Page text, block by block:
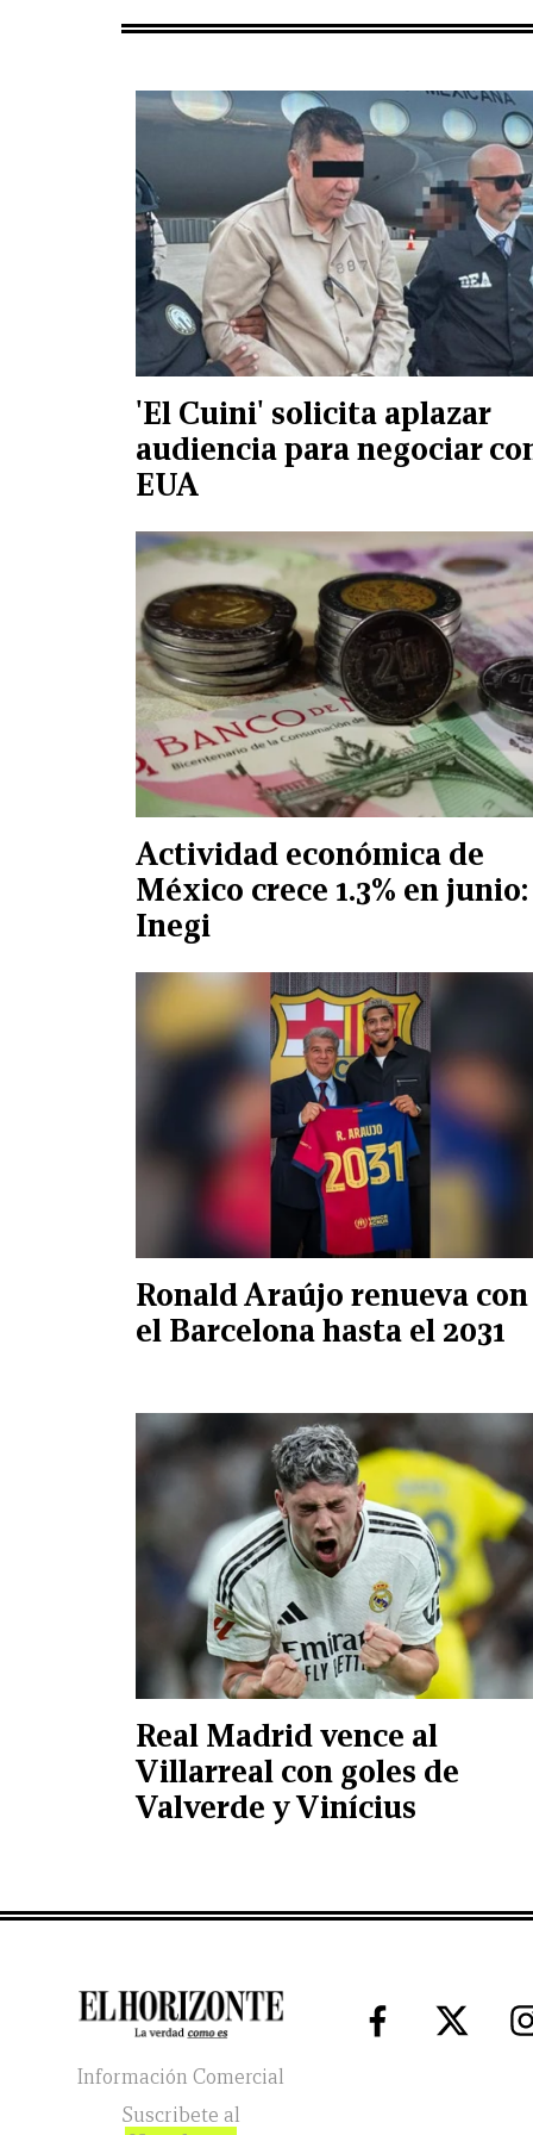
'El Cuini' solicita aplazar
audiencia para negociar
EUA
Actividad económica de
México crece 1.3% en junio:
Inegi
Ronald Araújo renueva con
el Barcelona hasta el 2031
Real Madrid vence al
Villarreal con goles de
Valverde y Vinícius
Información Comercial
Suscribete al